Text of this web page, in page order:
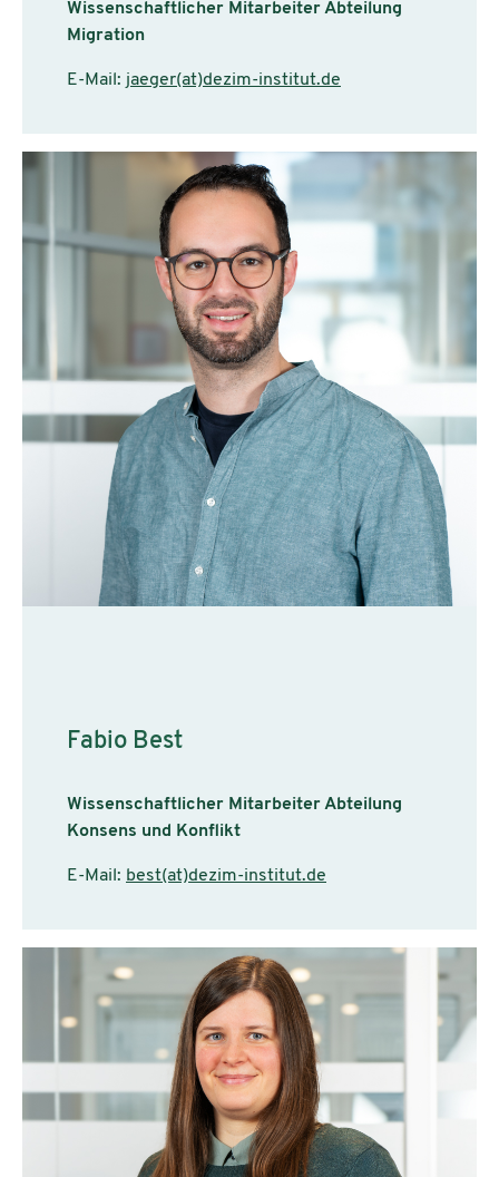
Wissenschaftlicher Mitarbeiter Abteilung
Migration
E-Mail: jaeger(at)dezim-institut.de
Fabio Best
Wissenschaftlicher Mitarbeiter Abteilung
Konsens und Konflikt
E-Mail: best(at)dezim-institut.de